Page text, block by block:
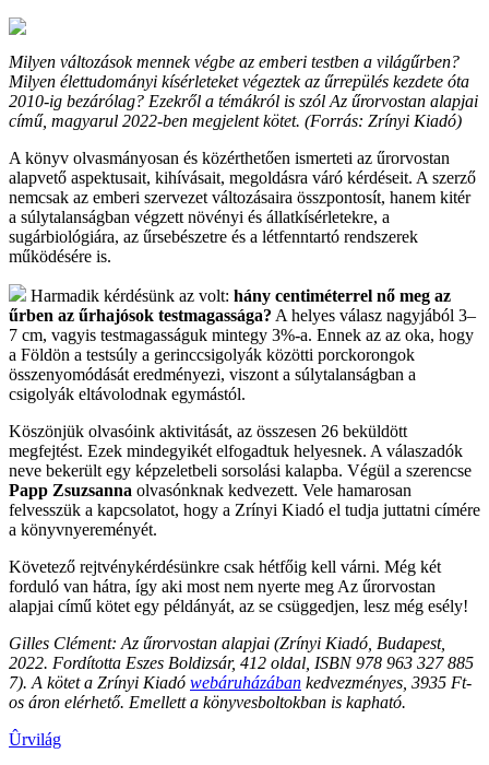
Milyen változások mennek végbe az emberi testben a világűrben?
Milyen élettudományi kísérleteket végeztek az űrrepülés kezdete óta
2010-ig bezárólag? Ezekről a témákról is szól Az űrorvostan alapjai
című, magyarul 2022-ben megjelent kötet. (Forrás: Zrínyi Kiadó)
A könyv olvasmányosan és közérthetően ismerteti az űrorvostan
alapvető aspektusait, kihívásait, megoldásra váró kérdéseit. A szerző
nemcsak az emberi szervezet változásaira összpontosít, hanem kitér
a súlytalanságban végzett növényi és állatkísérletekre, a
sugárbiológiára, az űrsebészetre és a létfenntartó rendszerek
működésére is.
Harmadik kérdésünk az volt: hány centiméterrel nő meg az
űrben az űrhajósok testmagassága? A helyes válasz nagyjából 3–
7 cm, vagyis testmagasságuk mintegy 3%-a. Ennek az az oka, hogy
a Földön a testsúly a gerinccsigolyák közötti porckorongok
összenyomódását eredményezi, viszont a súlytalanságban a
csigolyák eltávolodnak egymástól.
Köszönjük olvasóink aktivitását, az összesen 26 beküldött
megfejtést. Ezek mindegyikét elfogadtuk helyesnek. A válaszadók
neve bekerült egy képzeletbeli sorsolási kalapba. Végül a szerencse
Papp Zsuzsanna olvasónknak kedvezett. Vele hamarosan
felvesszük a kapcsolatot, hogy a Zrínyi Kiadó el tudja juttatni címére
a könyvnyereményét.
Követező rejtvénykérdésünkre csak hétfőig kell várni. Még két
forduló van hátra, így aki most nem nyerte meg Az űrorvostan
alapjai című kötet egy példányát, az se csüggedjen, lesz még esély!
Gilles Clément: Az űrorvostan alapjai (Zrínyi Kiadó, Budapest,
2022. Fordította Eszes Boldizsár, 412 oldal, ISBN 978 963 327 885
7). A kötet a Zrínyi Kiadó webáruházában kedvezményes, 3935 Ft-
os áron elérhető. Emellett a könyvesboltokban is kapható.
Ûrvilág